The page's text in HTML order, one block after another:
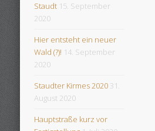
Staudt 15. September
2020
Hier entsteht ein neuer
Wald (?)! 14. September
2020
Staudter Kirmes 2020 31.
August 2020
Hauptstraße kurz vor